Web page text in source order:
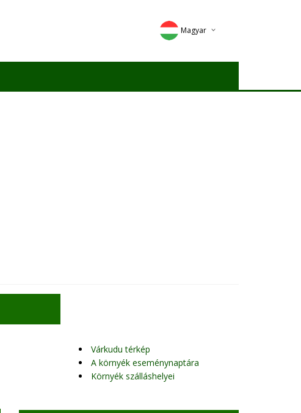
Magyar
Deutsch
Várkudu térkép
A környék eseménynaptára
Környék szálláshelyei